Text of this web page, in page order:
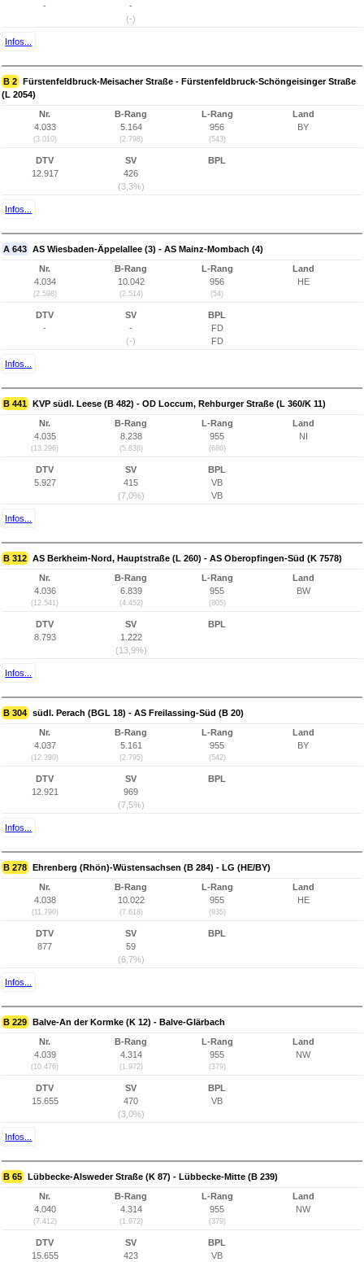
-
-
(-)
Infos...
B 2 Fürstenfeldbruck-Meisacher Straße - Fürstenfeldbruck-Schöngeisinger Straße
(L 2054)
Nr.
4.033
(3.010)
B-Rang
5.164
(2.798)
L-Rang
956
(543)
Land
BY
DTV
12.917
SV
426
(3,3%)
BPL
Infos...
A 643 AS Wiesbaden-Äppelallee (3) - AS Mainz-Mombach (4)
Nr.
4.034
(2.598)
B-Rang
10.042
(2.514)
L-Rang
956
(54)
Land
HE
DTV
-
SV
-
(-)
BPL
FD
FD
Infos...
B 441 KVP südl. Leese (B 482) - OD Loccum, Rehburger Straße (L 360/K 11)
Nr.
4.035
(13.296)
B-Rang
8.238
(5.838)
L-Rang
955
(686)
Land
NI
DTV
5.927
SV
415
(7,0%)
BPL
VB
VB
Infos...
B 312 AS Berkheim-Nord, Hauptstraße (L 260) - AS Oberopfingen-Süd (K 7578)
Nr.
4.036
(12.541)
B-Rang
6.839
(4.452)
L-Rang
955
(805)
Land
BW
DTV
8.793
SV
1.222
(13,9%)
BPL
Infos...
B 304 südl. Perach (BGL 18) - AS Freilassing-Süd (B 20)
Nr.
4.037
(12.390)
B-Rang
5.161
(2.795)
L-Rang
955
(542)
Land
BY
DTV
12.921
SV
969
(7,5%)
BPL
Infos...
B 278 Ehrenberg (Rhön)-Wüstensachsen (B 284) - LG (HE/BY)
Nr.
4.038
(11.790)
B-Rang
10.022
(7.618)
L-Rang
955
(935)
Land
HE
DTV
877
SV
59
(6,7%)
BPL
Infos...
B 229 Balve-An der Kormke (K 12) - Balve-Glärbach
Nr.
4.039
(10.476)
B-Rang
4.314
(1.972)
L-Rang
955
(379)
Land
NW
DTV
15.655
SV
470
(3,0%)
BPL
VB
Infos...
B 65 Lübbecke-Alsweder Straße (K 87) - Lübbecke-Mitte (B 239)
Nr.
4.040
(7.412)
B-Rang
4.314
(1.972)
L-Rang
955
(379)
Land
NW
DTV
15.655
SV
423
BPL
VB